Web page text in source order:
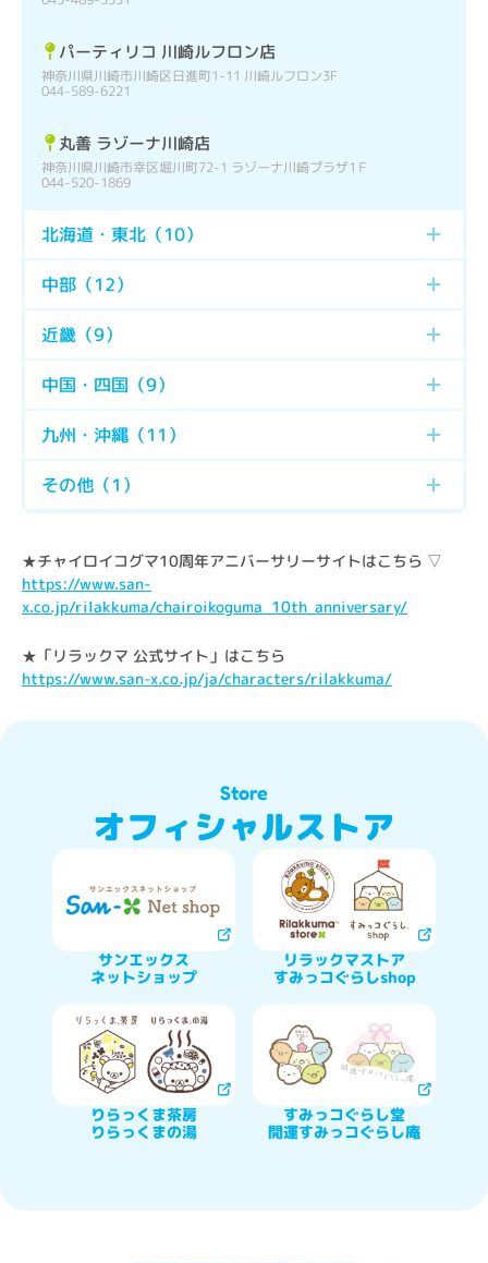
パーティリコ 川崎ルフロン店
神奈川県川崎市川崎区日進町1-11 川崎ルフロン3F
044-589-6221
丸善 ラゾーナ川崎店
神奈川県川崎市幸区堀川町72-1 ラゾーナ川崎プラザ1Ｆ
044-520-1869
北海道・東北 （10）
中部 （12）
近畿 （9）
中国・四国 （9）
九州・沖縄 （11 ）
その他 （1 ）
https://www.san-
x.co.jp/rilakkuma/chairoikoguma_10th_anniversary/
https://www.san-x.co.jp/ja/characters/rilakkuma/
Store
オフィシャルストア
サンエックス
ネットショップ
リラックマストア
すみっコぐらしshop
りらっくま茶房
りらっくまの湯
すみっコぐらし堂
開運すみっコぐらし庵